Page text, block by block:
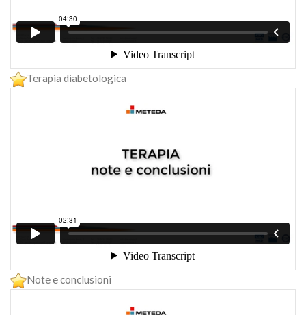
Terapia diabetologica
Note e conclusioni